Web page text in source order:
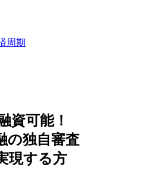
周期
資可能！
の独自審査
現する方